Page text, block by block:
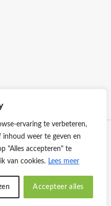
ervaring te verbeteren,
inhoud weer te geven en
"Alles accepteren" te
van cookies. Lees meer
Accepteer alles